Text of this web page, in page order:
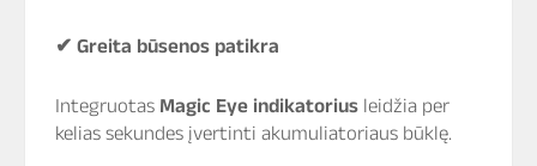
✔ Greita būsenos patikra
Integruotas Magic Eye indikatorius leidžia per
kelias sekundes įvertinti akumuliatoriaus būklę.